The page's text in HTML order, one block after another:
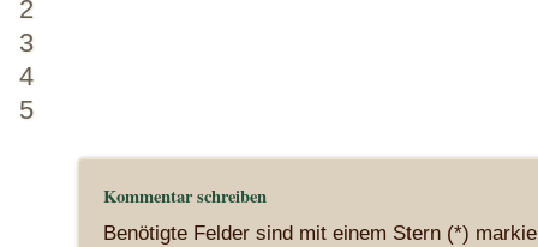
2
3
4
5
Kommentar schreiben
Benötigte Felder sind mit einem Stern (*)